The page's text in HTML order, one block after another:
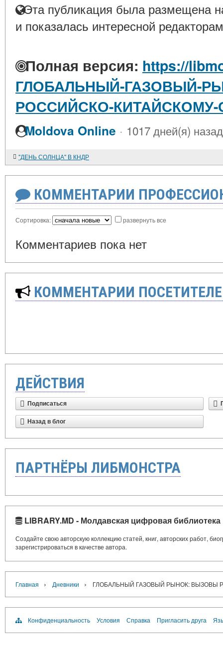
Эта публикация была размещена
и показалась интересной
Полная версия: https://
ГЛОБАЛЬНЫЙ-ГАЗОВЫЙ-
РОССИЙСКО-
Moldova Online · 1017 дней(я) назад
"ДЕНЬ СОЛНЦА" В КНДР
КОММЕНТАРИИ
Сортировка: развернуть все
Комментариев пока нет
КОММЕНТАРИИ
ДЕЙСТВИЯ
Подписаться
Назад в блог
ПАРТНЁРЫ ЛИБМОНСТРА
LIBRARY.MD - Молдавская цифровая библиотека
Создайте свою авторскую коллекцию статей, книг, авторских работ,
зарегистрироваться в качестве автора.
Главная › Дневники › ГЛОБАЛЬНЫЙ ГАЗОВЫЙ РЫНОК: ВЫЗОВЫ
Конфиденциальность Условия Справка Пригласить друга